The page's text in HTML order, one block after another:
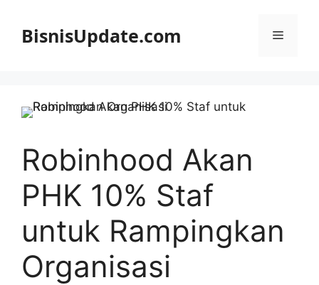
BisnisUpdate.com Menu
Robinhood Akan
PHK 10% Staf
untuk Rampingkan
Organisasi